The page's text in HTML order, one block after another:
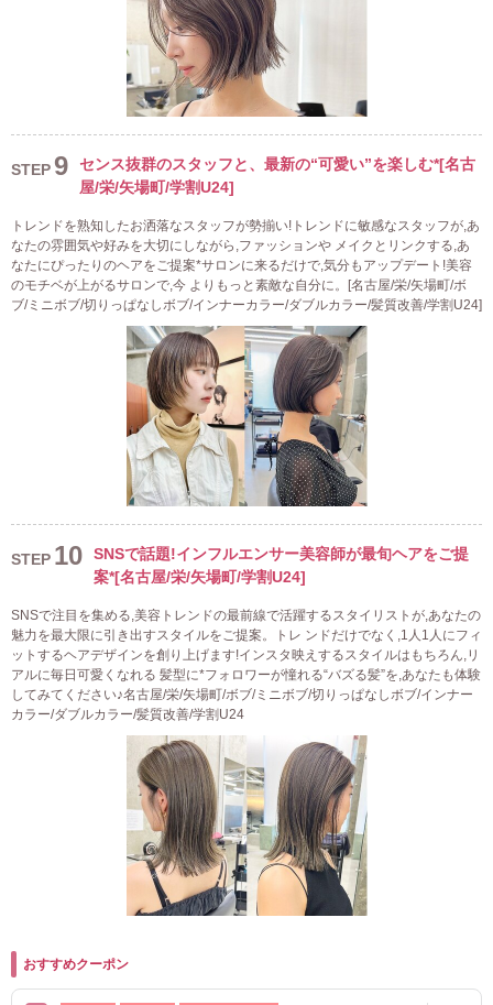
STEP 9
センス抜群のスタッフと、最新の“可愛い”を楽しむ*[名古
屋/栄/矢場町/学割U24]
トレンドを熟知したお洒落なスタッフが勢揃い!トレンドに敏感なスタッフが,あ
なたの雰囲気や好みを大切にしながら,ファッションや メイクとリンクする,あ
なたにぴったりのヘアをご提案*サロンに来るだけで,気分もアップデート!美容
のモチベが上がるサロンで,今 よりもっと素敵な自分に。[名古屋/栄/矢場町/ボ
ブ/ミニボブ/切りっぱなしボブ/インナーカラー/ダブルカラー/髪質改善/学割U24]
STEP 10
SNSで話題!インフルエンサー美容師が最旬ヘアをご提
案*[名古屋/栄/矢場町/学割U24]
SNSで注目を集める,美容トレンドの最前線で活躍するスタイリストが,あなたの
魅力を最大限に引き出すスタイルをご提案。トレ ンドだけでなく,1人1人にフィ
ットするヘアデザインを創り上げます!インスタ映えするスタイルはもちろん,リ
アルに毎日可愛くなれる 髪型に*フォロワーが憧れる“バズる髪”を,あなたも体験
してみてください♪名古屋/栄/矢場町/ボブ/ミニボブ/切りっぱなしボブ/インナー
カラー/ダブルカラー/髪質改善/学割U24
おすすめクーポン